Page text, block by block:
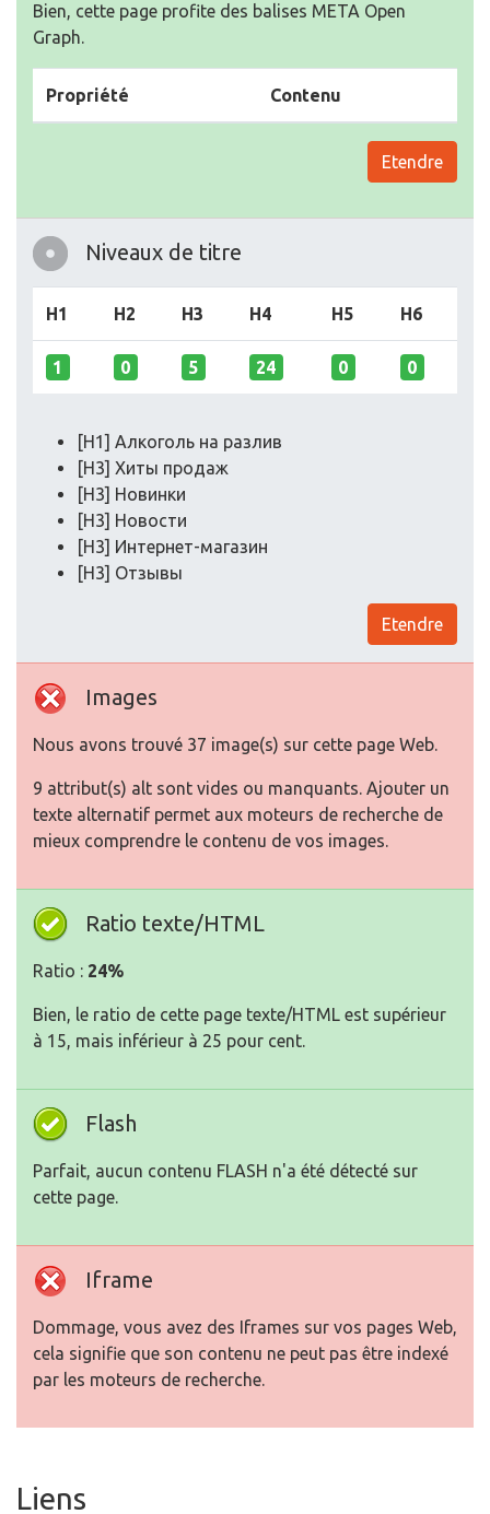
Bien, cette page profite des balises META Open
Graph.
Propriété Contenu
Etendre
Niveaux de titre
H1 H2 H3 H4 H5 H6
1 0 5 24 0 0
[H1] Алкоголь на разлив
[H3] Хиты продаж
[H3] Новинки
[H3] Новости
[H3] Интернет-магазин
[H3] Отзывы
Etendre
Images
Nous avons trouvé 37 image(s) sur cette page Web.
9 attribut(s) alt sont vides ou manquants. Ajouter un
texte alternatif permet aux moteurs de recherche de
mieux comprendre le contenu de vos images.
Ratio texte/HTML
Ratio : 24%
Bien, le ratio de cette page texte/HTML est supérieur
à 15, mais inférieur à 25 pour cent.
Flash
Parfait, aucun contenu FLASH n'a été détecté sur
cette page.
Iframe
Dommage, vous avez des Iframes sur vos pages Web,
cela signifie que son contenu ne peut pas être indexé
par les moteurs de recherche.
Liens